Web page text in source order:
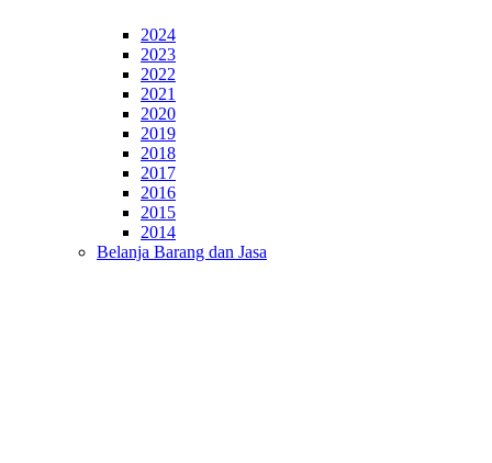
2024
2023
2022
2021
2020
2019
2018
2017
2016
2015
2014
Belanja Barang dan Jasa